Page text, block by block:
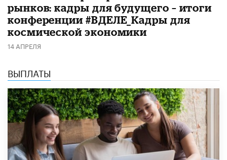
рынков: кадры для будущего – итоги
конференции #ВДЕЛЕ_Кадры для
космической экономики
14 АПРЕЛЯ
ВЫПЛАТЫ